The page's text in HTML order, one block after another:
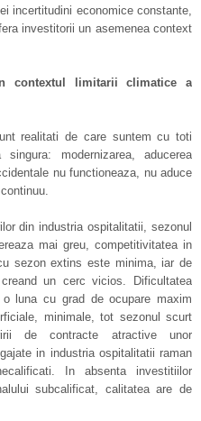
incertitudini economice constante,
investitorii un asemenea context
contextul limitarii climatice a
realitati de care suntem cu toti
modernizarea, aducerea
nu functioneaza, nu aduce
din industria ospitalitatii, sezonul
mai greu, competitivitatea in
sezon extins este minima, iar de
un cerc vicios. Dificultatea
luna cu grad de ocupare maxim
minimale, tot sezonul scurt
de contracte atractive unor
in industria ospitalitatii raman
In absenta investitiilor
subcalificat, calitatea are de